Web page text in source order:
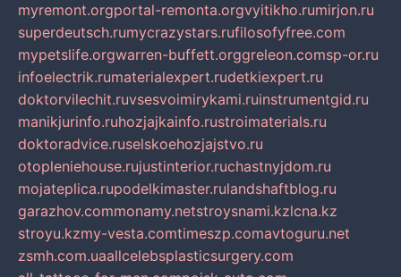
myremont.orgportal-remonta.orgvyitikho.rumirjon.ru
superdeutsch.rumycrazystars.rufilosofyfree.com
mypetslife.orgwarren-buffett.orggreleon.comsp-or.ru
infoelectrik.rumaterialexpert.rudetkiexpert.ru
doktorvilechit.ruvsesvoimirykami.ruinstrumentgid.ru
manikjurinfo.ruhozjajkainfo.rustroimaterials.ru
doktoradvice.ruselskoehozjajstvo.ru
otopleniehouse.rujustinterior.ruchastnyjdom.ru
mojateplica.rupodelkimaster.rulandshaftblog.ru
garazhov.commonamy.netstroysnami.kzlcna.kz
stroyu.kzmy-vesta.comtimeszp.comavtoguru.net
zsmh.com.uaallcelebsplasticsurgery.com